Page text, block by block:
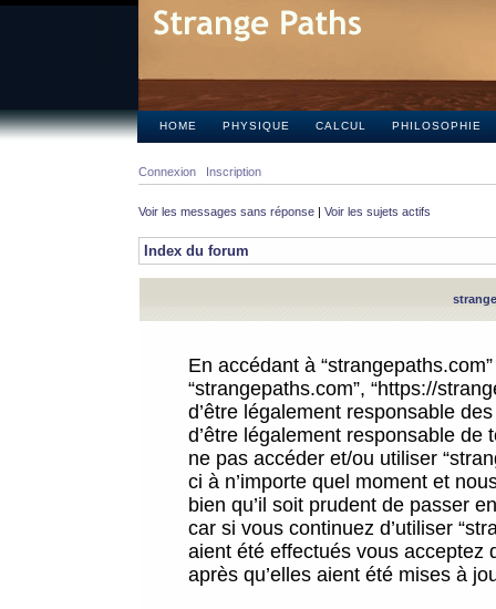
HOME PHYSIQUE CALCUL PHILOSOPHIE
Connexion Inscription
Voir les messages sans réponse | Voir les sujets actifs
Index du forum
En accédant à
“strangepaths.com”, “https://
d’être légalement responsable
d’être légalement responsable
ne pas accéder et/ou utiliser
ci à n’importe quel moment et
bien qu’il soit prudent de passer
car si vous continuez d’utiliser
aient été effectués vous acceptez
après qu’elles aient été mises à